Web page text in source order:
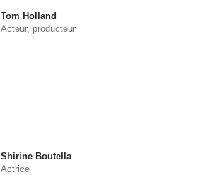
Tom Holland
Acteur, producteur
Shirine Boutella
Actrice